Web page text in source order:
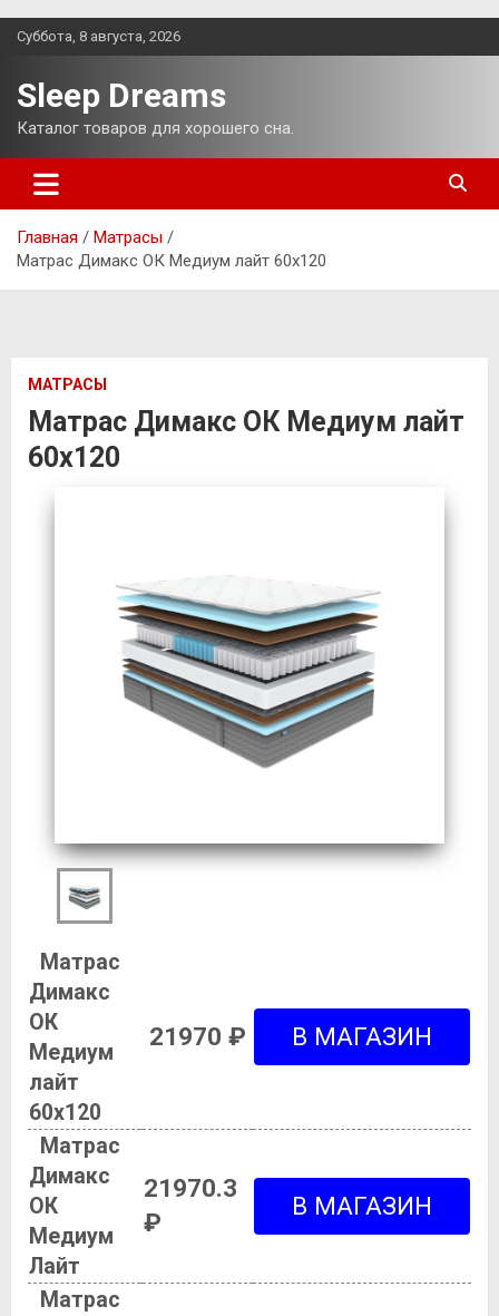
Перейти
Суббота, 8 августа, 2026
Sleep Dreams
Каталог товаров для хорошего сна.
Главная
Матрасы
Матрас Димакс ОК Медиум лайт 60х120
МАТРАСЫ
Матрас Димакс ОК Медиум лайт
60х120
Матрас
Димакс
ОК
Медиум
лайт
60х120
21970 ₽
Матрас
Димакс
ОК
Медиум
Лайт
21970.3
₽
Матрас